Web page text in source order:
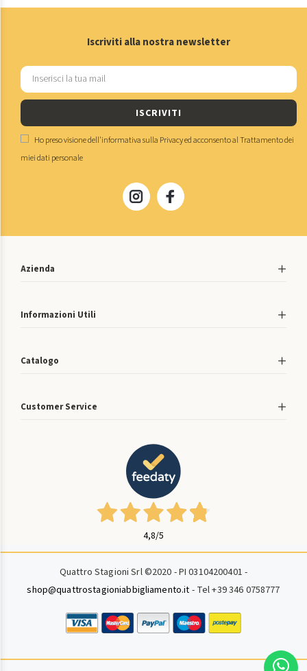
Iscriviti alla nostra newsletter
ISCRIVITI
Ho preso visione dell'informativa sulla Privacyed acconsento alTrattamento dei
miei dati personale
Azienda
Informazioni Utili
Catalogo
Customer Service
4,8/5
Quattro Stagioni Srl ©2020 - PI 03104200401 -
shop@quattrostagioniabbigliamento.it - Tel +39 346 0758777